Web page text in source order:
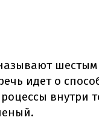
шестым
идет о
внутри